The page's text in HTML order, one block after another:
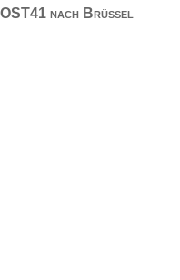
nach Brüssel